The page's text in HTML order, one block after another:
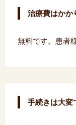
治療費はかか
無料です。患者
手続きは大変